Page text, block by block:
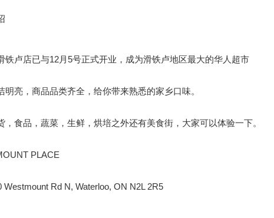
铁卢店已与12月5号正式开业，成为滑铁卢地区最大的华人超市
明亮，商品品类齐全，给你带来熟悉的家乡口味。
，食品，蔬菜，生鲜，烘培之外还有美食街，大家可以体验一下。
PLACE
Westmount Rd N, Waterloo, ON N2L 2R5